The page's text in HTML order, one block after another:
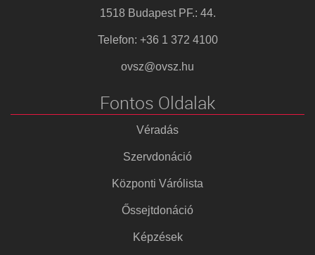
1518 Budapest PF.: 44.
Telefon: +36 1 372 4100
ovsz@ovsz.hu
Fontos Oldalak
Véradás
Szervdonáció
Központi Várólista
Őssejtdonáció
Képzések